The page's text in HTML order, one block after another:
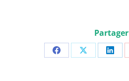
Partager